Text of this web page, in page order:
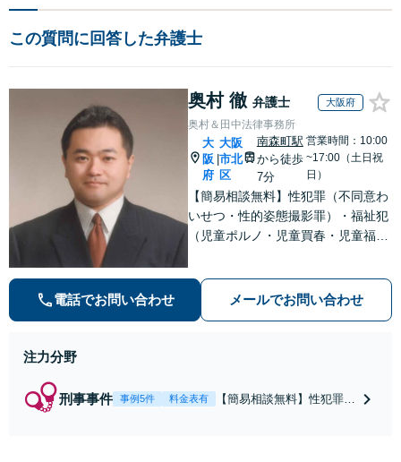
この質問に回答した弁護士
奥村 徹 弁護士 大阪府
奥村＆田中法律事務所
大
阪
府
大阪
市北
区
南森町駅
から徒歩
7分
営業時間：10:00
~17:00（土日祝
日）
【簡易相談無料】性犯罪（不同意わ
いせつ・性的姿態撮影罪）・福祉犯
（児童ポルノ・児童買春・児童福祉
等）に非常に詳しい弁護士です
電話でお問い合わせ メールでお問い合わせ
注力分野
刑事事件 事例5件 料金表有
【簡易相談無料】性犯罪